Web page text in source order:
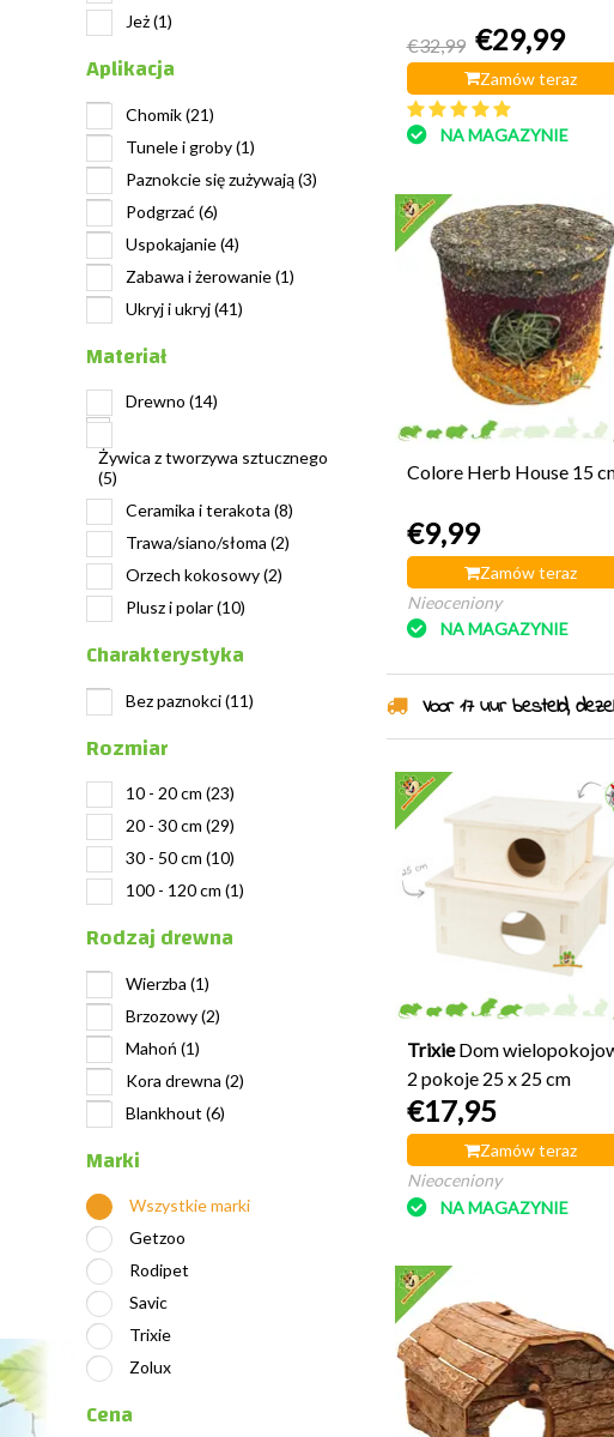
Jeż(1)
Aplikacja
Chomik(21)
Tunele i groby(1)
Paznokcie się zużywają(3)
Podgrzać (6)
Uspokajanie(4)
Zabawa i żerowanie(1)
Ukryj i ukryj(41)
Materiał
Drewno (14)
Żywica z tworzywa sztucznego
(5)
Ceramika i terakota (8)
Trawa/siano/słoma (2)
Orzech kokosowy(2)
Plusz i polar(10)
Charakterystyka
Bez paznokci(11)
Rozmiar
10 - 20 cm (23)
20 - 30 cm (29)
30 - 50 cm (10)
100 - 120 cm (1)
Rodzaj drewna
Wierzba (1)
Brzozowy(2)
Mahoń (1)
Kora drewna (2)
Blankhout (6)
Marki
Wszystkie marki
Getzoo
Rodipet
Savic
Trixie
Zolux
Cena
€32,99 €29,99
Zamów teraz
NA MAGAZYNIE
Colore Herb House 15
€9,99
Zamów teraz
Nieoceniony
NA MAGAZYNIE
Voor 17 uur besteld,
Trixie Dom
2 pokoje 25 x 25 cm
€17,95
Zamów teraz
Nieoceniony
NA MAGAZYNIE